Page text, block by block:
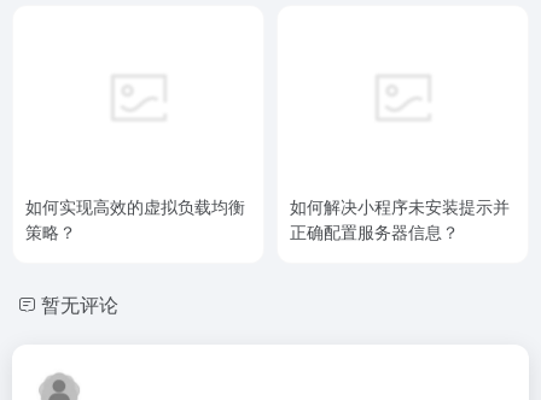
如何实现高效的虚拟负载均衡
策略？
如何解决小程序未安装提示并
正确配置服务器信息？
暂无评论